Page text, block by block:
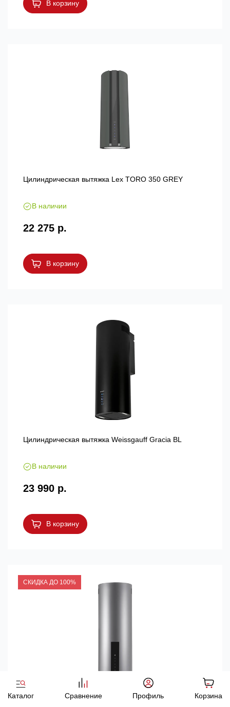
Каталог Сравнение Профиль Корзина
В корзину
Цилиндрическая вытяжка Lex TORO 350 GREY
В наличии
22 275 р.
В корзину
Цилиндрическая вытяжка Weissgauff Gracia BL
В наличии
23 990 р.
В корзину
СКИДКА ДО 100%
Цилиндрическая вытяжка Körting KHC 35969 DX